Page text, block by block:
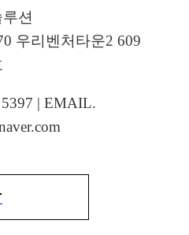
션
우리벤처타운2 609
| EMAIL.